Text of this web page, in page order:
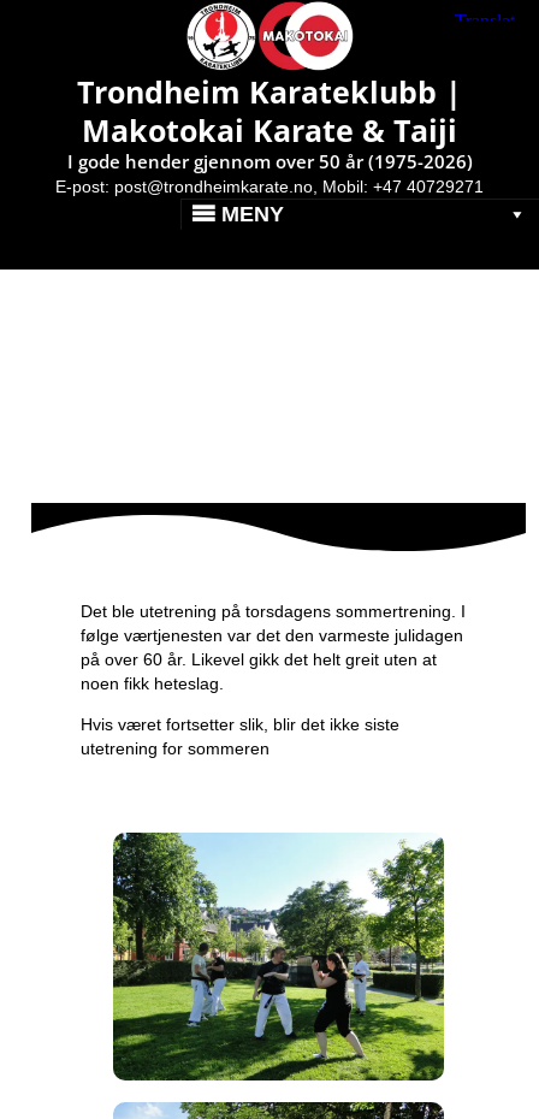
Makotokai Karate & Taiji }
Trondheim Karateklubb |
Makotokai Karate & Taiji
I gode hender gjennom over 50 år (1975-2026)
E-post: post@trondheimkarate.no, Mobil: +47 40729271
MENY
Av: Pål Erik
Utetrening på sommerens
hittil varmeste dag
Publisert: 22. juli 2016
Det ble utetrening på torsdagens sommertrening. I
følge værtjenesten var det den varmeste julidagen
på over 60 år. Likevel gikk det helt greit uten at
noen fikk heteslag.
Hvis været fortsetter slik, blir det ikke siste
utetrening for sommeren